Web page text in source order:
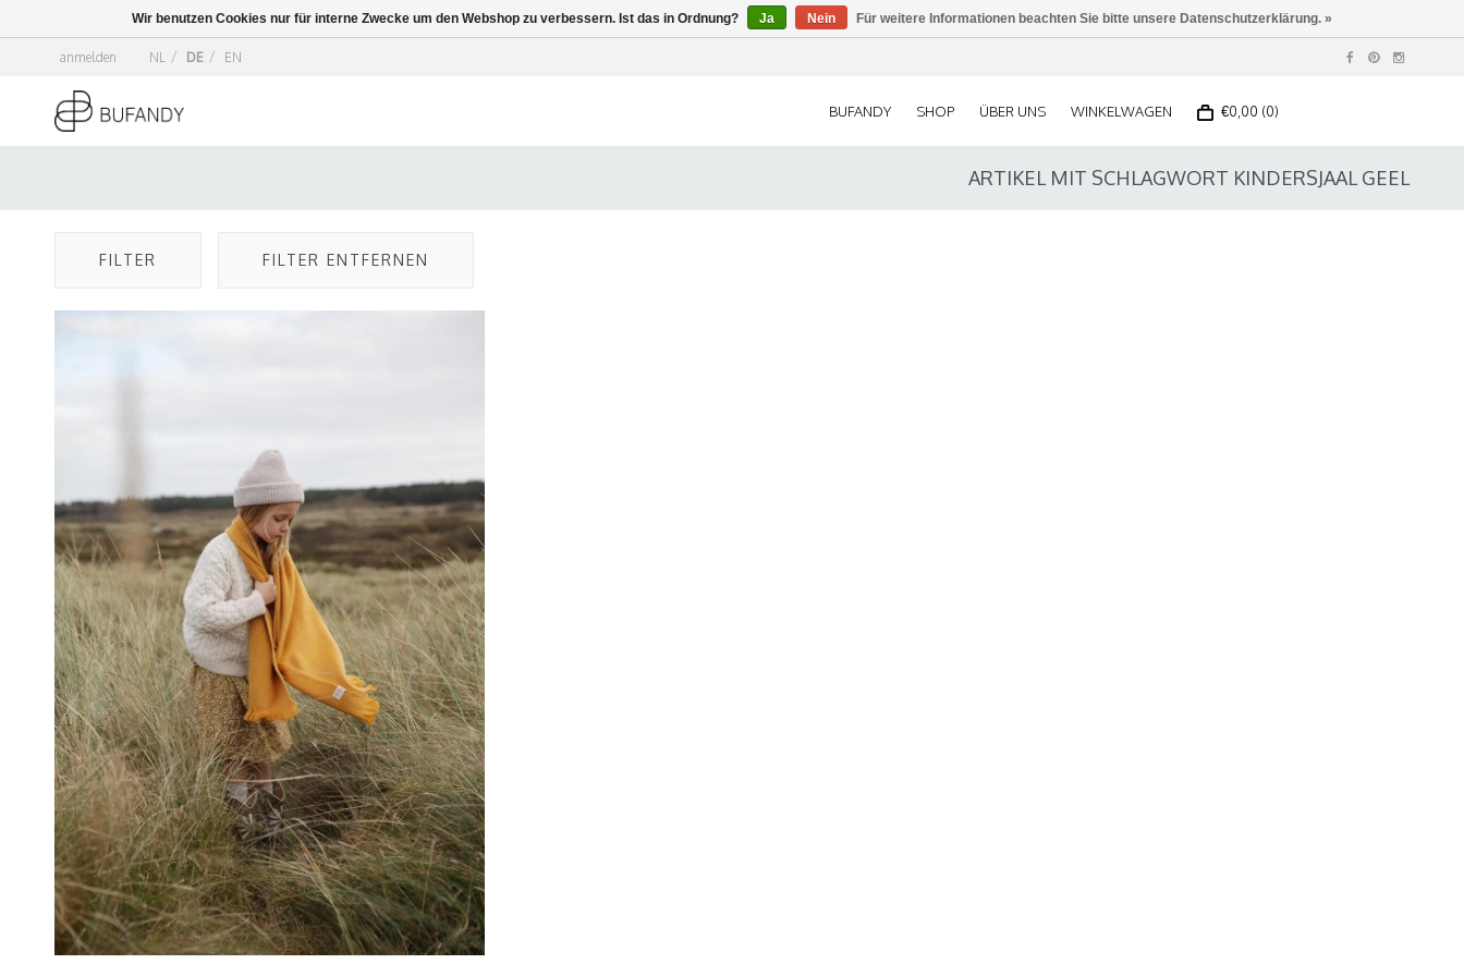
anmelden NL / DE / EN
BUFANDY SHOP ÜBER UNS WINKELWAGEN €0,00 (0)
ARTIKEL MIT SCHLAGWORT KINDERSJAAL GEEL
FILTER FILTER ENTFERNEN
Wir benutzen Cookies nur für interne Zwecke um den Webshop zu verbessern. Ist das in Ordnung? Ja Nein Für weitere Informationen beachten Sie bitte unsere Datenschutzerklärung. »